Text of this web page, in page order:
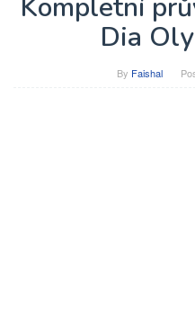
Kompletní
Dia
By Faishal